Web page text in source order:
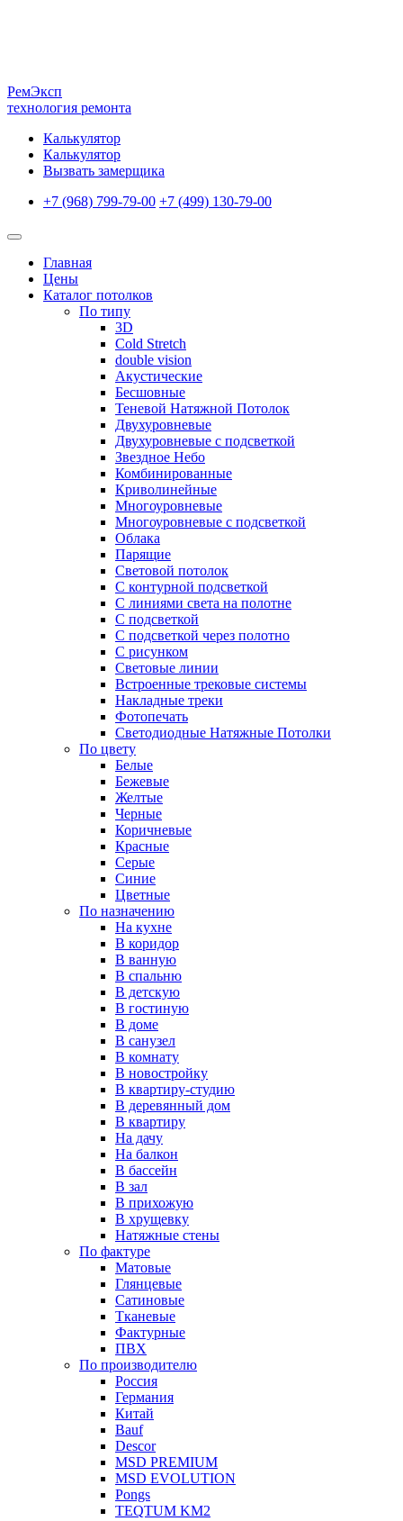
РемЭксп
технология ремонта
Калькулятор
Калькулятор
Вызвать замерщика
+7 (968) 799-79-00 +7 (499) 130-79-00
Главная
Цены
Каталог потолков
По типу
3D
Cold Stretch
double vision
Акустические
Бесшовные
Теневой Натяжной Потолок
Двухуровневые
Двухуровневые с подсветкой
Звездное Небо
Комбинированные
Криволинейные
Многоуровневые
Многоуровневые с подсветкой
Облака
Парящие
Световой потолок
С контурной подсветкой
С линиями света на полотне
С подсветкой
С подсветкой через полотно
С рисунком
Световые линии
Встроенные трековые системы
Накладные треки
Фотопечать
Светодиодные Натяжные Потолки
По цвету
Белые
Бежевые
Желтые
Черные
Коричневые
Красные
Серые
Синие
Цветные
По назначению
На кухне
В коридор
В ванную
В спальню
В детскую
В гостиную
В доме
В санузел
В комнату
В новостройку
В квартиру-студию
В деревянный дом
В квартиру
На дачу
На балкон
В бассейн
В зал
В прихожую
В хрущевку
Натяжные стены
По фактуре
Матовые
Глянцевые
Сатиновые
Тканевые
Фактурные
ПВХ
По производителю
Россия
Германия
Китай
Вauf
Descor
MSD PREMIUM
MSD EVOLUTION
Pongs
TEQTUM KM2